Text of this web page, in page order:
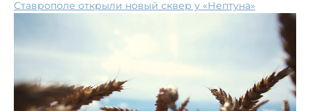
Ставрополе открыли новый сквер у «Нептуна»